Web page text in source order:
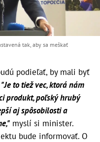
tak, aby sa meškať
podieľať, by mali byť
"Je to tiež vec, ktorá nám
produkt, poľský hrubý
aj spôsobilosti a
myslí si minister.
bude informovať. O